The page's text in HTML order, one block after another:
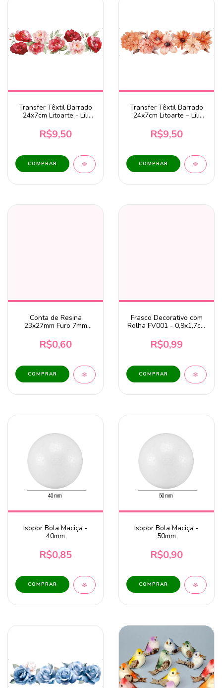
Transfer Têxtil Barrado
24x7cm Litoarte - Lili
R$9,50
Transfer Têxtil Barrado
24x7cm Litoarte – Lili
003
R$9,50
Conta de Resina
23x27mm Furo 7mm
R$0,60
Frasco Decorativo com
Rolha FV001 - 0,9x1,7cm
R$0,99
Isopor Bola Maciça -
40mm
R$0,85
Isopor Bola Maciça -
50mm
R$0,90